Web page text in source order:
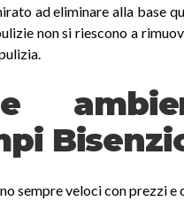
ad eliminare alla base
non si riescono a
sempre veloci con prezzi